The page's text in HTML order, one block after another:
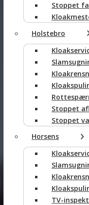
Stoppet
Holstebro
Stoppet
Stoppet
Horsens
TV-
Få et
tilbud
Vi vender tilbage